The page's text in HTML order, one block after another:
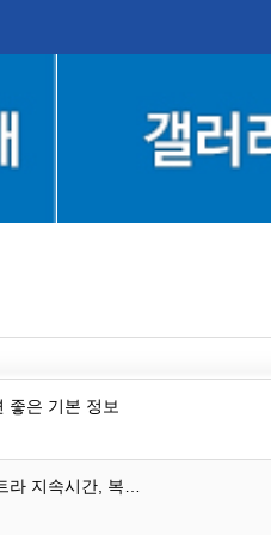
좋은 기본 정보
라 지속시간, 복…